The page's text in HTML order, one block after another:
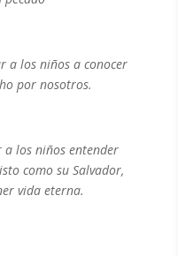
a los niños a conocer
por nosotros.
los niños entender
como su Salvador,
vida eterna.